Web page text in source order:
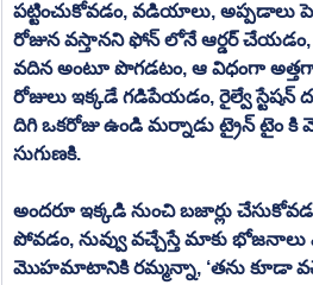
పట్టించుకోవడం, వడియాలు, అప్పడాలు
రోజున వస్తానని ఫోన్ లోనే ఆర్డర్
వదిన అంటూ పొగడటం, ఆ విధంగా
రోజులు ఇక్కడే గడిపేయడం, రైల్వే స్టేషన్
దిగి ఒకరోజు ఉండి మర్నాడు ట్రైన్ టైం కి
సుగుణకి.
అందరూ ఇక్కడి నుంచి బజార్లు
పోవడం, నువ్వు వచ్చేస్తే మాకు భోజనాలు
మొహమాటానికి రమ్మన్నా, ‘తను కూడా